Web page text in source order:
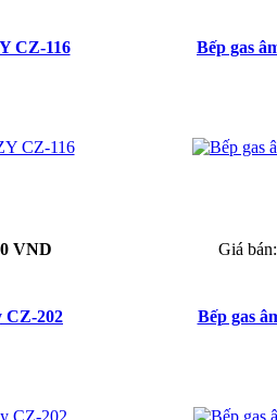
CZ-116
VND
Bếp gas
Giá
CZ-202 Bếp gas